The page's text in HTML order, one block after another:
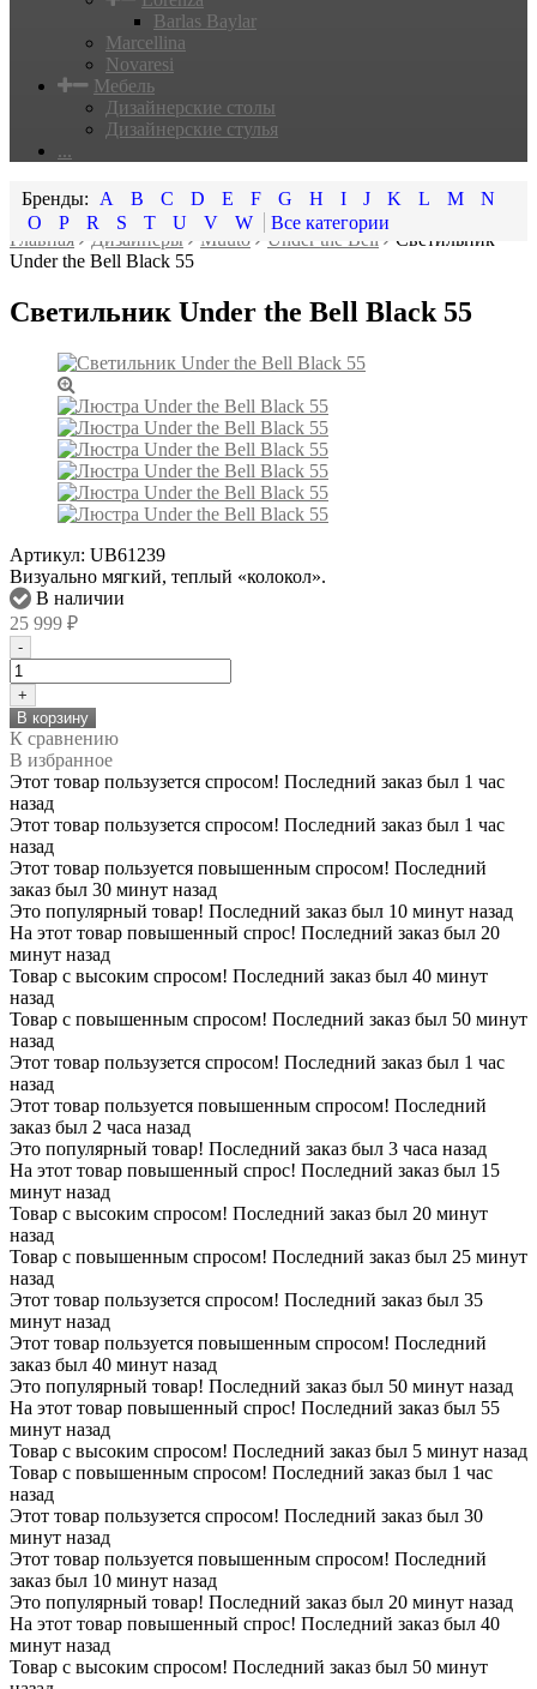
Barlas Baylar
Marcellina
Novaresi
Мебель
Дизайнерские столы
Дизайнерские стулья
...
A B C D E F G H I J K L M
N
O
P R S T U V W
Все категории
Главная
Дизайнеры Muuto Under the Bell
Светильник
Under the Bell Black 55
Светильник Under the Bell Black 55
Артикул: UB61239
Визуально мягкий, теплый «колокол».
В наличии
25 999 ₽
-
+
В корзину
К сравнению
В избранное
Этот товар пользузется спросом! Последний заказ был 1 час
назад
Этот товар пользузется спросом! Последний заказ был 1 час
назад
Этот товар пользуется повышенным спросом! Последний
заказ был 30 минут назад
Это популярный товар! Последний заказ был 10 минут назад
На этот товар повышенный спрос! Последний заказ был 20
минут назад
Товар с высоким спросом! Последний заказ был 40 минут
назад
Товар с повышенным спросом! Последний заказ был 50 минут
назад
Этот товар пользузется спросом! Последний заказ был 1 час
назад
Этот товар пользуется повышенным спросом! Последний
заказ был 2 часа назад
Это популярный товар! Последний заказ был 3 часа назад
На этот товар повышенный спрос! Последний заказ был 15
минут назад
Товар с высоким спросом! Последний заказ был 20 минут
назад
Товар с повышенным спросом! Последний заказ был 25 минут
назад
Этот товар пользузется спросом! Последний заказ был 35
минут назад
Этот товар пользуется повышенным спросом! Последний
заказ был 40 минут назад
Это популярный товар! Последний заказ был 50 минут назад
На этот товар повышенный спрос! Последний заказ был 55
минут назад
Товар с высоким спросом! Последний заказ был 5 минут назад
Товар с повышенным спросом! Последний заказ был 1 час
назад
Этот товар пользузется спросом! Последний заказ был 30
минут назад
Этот товар пользуется повышенным спросом! Последний
заказ был 10 минут назад
Это популярный товар! Последний заказ был 20 минут назад
На этот товар повышенный спрос! Последний заказ был 40
минут назад
Товар с высоким спросом! Последний заказ был 50 минут